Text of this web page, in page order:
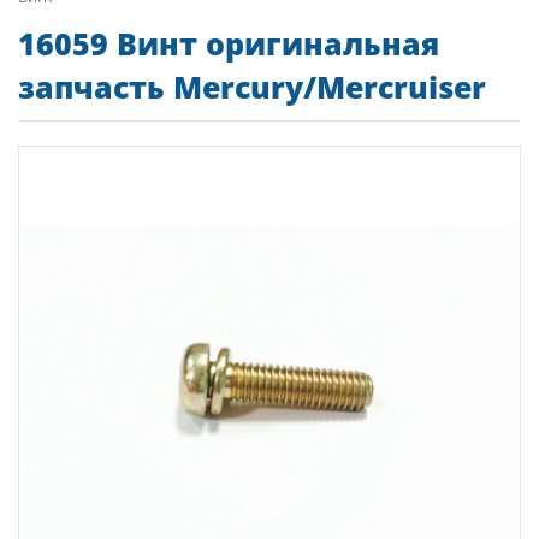
16059 Винт оригинальная
запчасть Mercury/Mercruiser